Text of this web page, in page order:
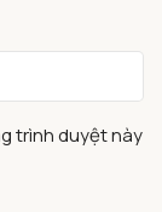
trình duyệt này